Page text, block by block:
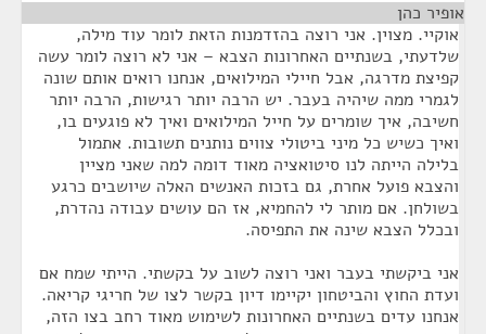
אופיר כהן
אוקיי. מצוין. אני רוצה בהזדמנות הזאת לומר עוד מילה,
שלדעתי, בשנתיים האחרונות הצבא – אני לא רוצה לומר עשה
קפיצת מדרגה, אבל חיילי המילואים, אנחנו רואים אותם שונה
לגמרי ממה שיהיה בעבר. יש הרבה יותר רגישות, הרבה יותר
חשיבה, איך שומרים על חייל המילואים ואיך לא פוגעים בו,
ואיך כשיש כל מיני ביטולי צווים נותנים תשובות. אתמול
בלילה הייתה לנו סיטואציה מאוד דומה למה שאני מציין
והצבא פועל אחרת, גם בזכות האנשים האלה שיושבים כרגע
בשולחן. אם מותר לי להחמיא, אז הם עושים עבודה נהדרת,
ובכלל הצבא שינה את התפיסה.
אני ביקשתי בעבר ואני רוצה לשוב על בקשתי. הייתי שמח אם
ועדת החוץ והביטחון יקיימו דיון בקשר לצו של חריגי קריאה.
אנחנו עדים בשנתיים האחרונות לשימוש מאוד רחב בצו הזה,